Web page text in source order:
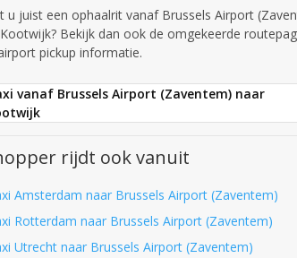
u juist een ophaalrit vanaf Brussels Airport
Bekijk dan ook de omgekeerde
pickup informatie.
vanaf Brussels Airport (Zaventem) naar
rijdt ook vanuit
Amsterdam naar Brussels Airport (Zaventem)
Rotterdam naar Brussels Airport (Zaventem)
Utrecht naar Brussels Airport (Zaventem)